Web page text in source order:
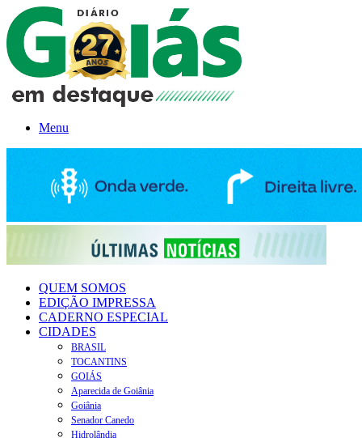
Menu
QUEM SOMOS
EDIÇÃO IMPRESSA
CADERNO ESPECIAL
CIDADES
BRASIL
TOCANTINS
GOIÁS
Aparecida de Goiânia
Goiânia
Senador Canedo
Hidrolândia